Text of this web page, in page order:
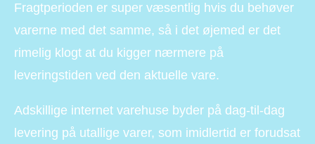
Fragtperioden er super væsentlig hvis du behøver
varerne med det samme, så i det øjemed er det
rimelig klogt at du kigger nærmere på
leveringstiden ved den aktuelle vare.
Adskillige internet varehuse byder på dag-til-dag
levering på utallige varer, som imidlertid er forudsat